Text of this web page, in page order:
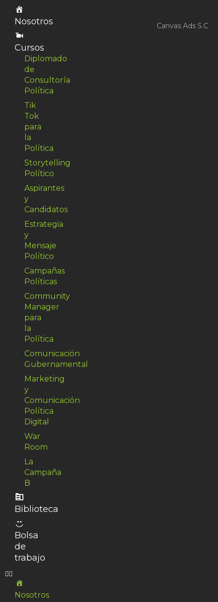
Canvas Ads S.C
Nosotros
Cursos
Diplomado
de
Consultoría
Política
Tik
Tok
para
la
Política
Storytelling
Político
Aspirantes
y
Candidatos
Estrategia
y
Mensaje
Político
Campañas
Políticas
Community
Manager
para
la
Política
Comunicación
Gubernamental
Marketing
y
Comunicación
Política
Digital
War
Room
La
Campaña
B
Biblioteca
Bolsa
de
trabajo
Nosotros